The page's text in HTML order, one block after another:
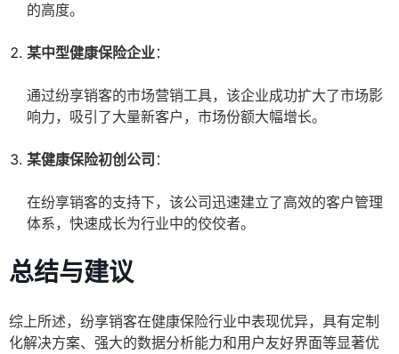
的高度。
某中型健康保险企业：
通过纷享销客的市场营销工具，该企业成功扩大了市场影
响力，吸引了大量新客户，市场份额大幅增长。
某健康保险初创公司 ：
在纷享销客的支持下，该公司迅速建立了高效的客户管理
体系，快速成长为行业中的佼佼者。
总结与建议
综上所述，纷享销客在健康保险行业中表现优异，具有定制
化解决方案、强大的数据分析能力和用户友好界面等显著优